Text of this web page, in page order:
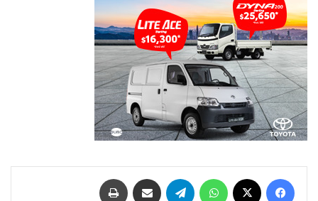
فيسبوك واتساب تيلقرام مشاركة عبر البريد